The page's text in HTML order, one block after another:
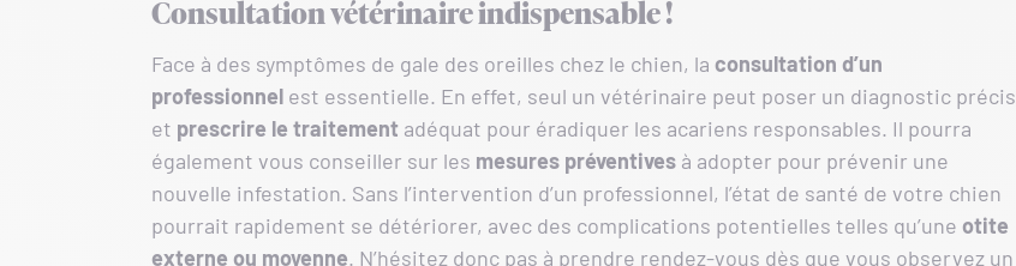
Consultation vétérinaire indispensable !
Face à des symptômes de gale des oreilles chez le chien, la consultation d’un
professionnel est essentielle. En effet, seul un vétérinaire peut poser un diagnostic précis
et prescrire le traitement adéquat pour éradiquer les acariens responsables. Il pourra
également vous conseiller sur les mesures préventives à adopter pour prévenir une
nouvelle infestation. Sans l’intervention d’un professionnel, l’état de santé de votre chien
pourrait rapidement se détériorer, avec des complications potentielles telles qu’une otite
externe ou moyenne. N’hésitez donc pas à prendre rendez-vous dès que vous observez un